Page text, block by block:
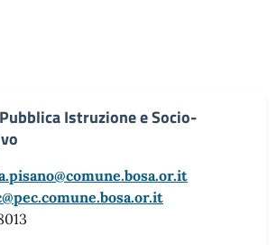
Istruzione e Socio-